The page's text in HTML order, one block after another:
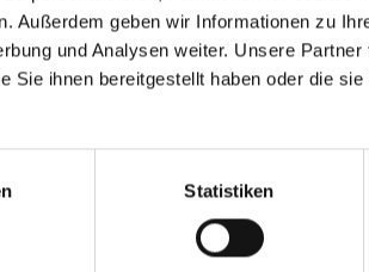
Außerdem geben wir Informationen zu
und Analysen weiter. Unsere
Sie ihnen bereitgestellt haben oder die
Statistiken